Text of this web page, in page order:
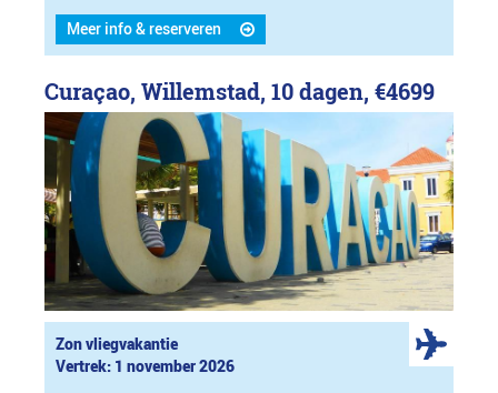
Meer info & reserveren
Curaçao, Willemstad, 10 dagen, €4699
Zon vliegvakantie
Vertrek: 1 november 2026